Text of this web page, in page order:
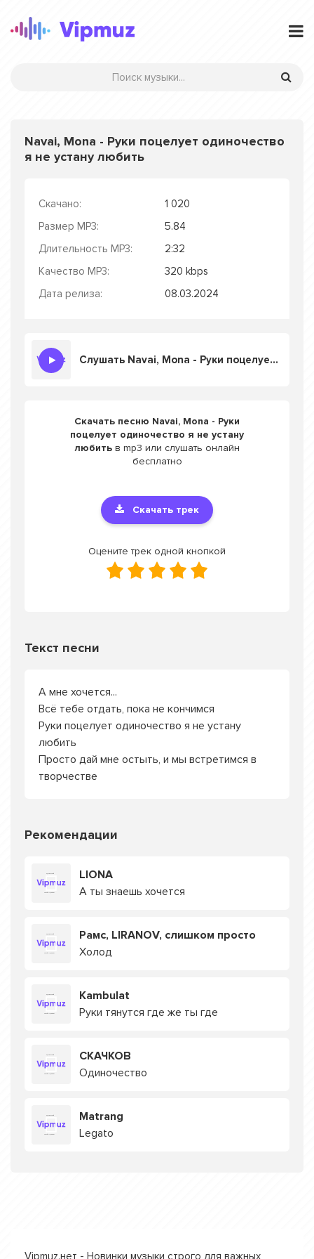
Navai, Mona - Руки поцелует одиночество
я не устану любить
Скачано:
1 020
Размер MP3:
5.84
Длительность MP3:
2:32
Качество MP3:
320 kbps
Дата релиза:
08.03.2024
Слушать Navai, Mona - Руки поцелует одиночество я не устану любить
Скачать песню Navai, Mona - Руки
поцелует одиночество я не устану
любитьв mp3 или слушать онлайн
бесплатно
Скачать трек
Оцените трек одной кнопкой
Текст песни
А мне хочется...
Всё тебе отдать, пока не кончимся
Руки поцелует одиночество я не устану
любить
Просто дай мне остыть, и мы встретимся в
творчестве
Рекомендации
LIONA
А ты знаешь хочется
Рамс, LIRANOV, слишком просто
Холод
Kambulat
Руки тянутся где же ты где
СКАЧКОВ
Одиночество
Matrang
Legato
Vipmuz.нет - Новинки музыки строго для важных